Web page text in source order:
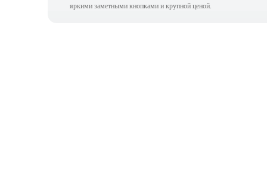
яркими заметными кнопками и крупной ценой.